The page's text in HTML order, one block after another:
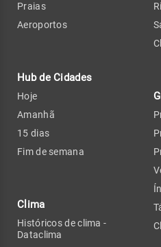
Praias
Aeroportos
Hub de Cidades
Hoje
Amanhã
15 dias
Fim de semana
Clima
Históricos de clima -
Dataclima